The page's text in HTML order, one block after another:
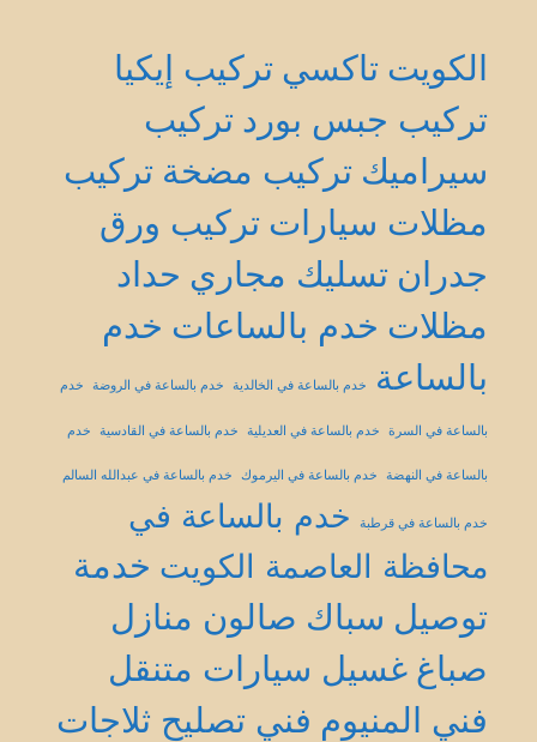
الكويت تاكسي تركيب إيكيا
تركيب جبس بورد تركيب
سيراميك تركيب مضخة تركيب
مظلات سيارات تركيب ورق
جدران تسليك مجاري حداد
مظلات خدم بالساعات خدم
بالساعة
خدم بالساعة في الخالدية خدم بالساعة في الروضة خدم
بالساعة في السرة خدم بالساعة في العديلية خدم بالساعة في القادسية خدم
بالساعة في النهضة خدم بالساعة في اليرموك خدم بالساعة في عبدالله السالم
خدم بالساعة في قرطبة
خدم بالساعة في
محافظة العاصمة الكويت خدمة
توصيل سباك صالون منازل
صباغ غسيل سيارات متنقل
فني المنيوم فني تصليح ثلاجات